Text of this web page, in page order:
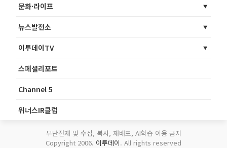
문화·라이프
뉴스발전소
이투데이TV
스페셜리포트
Channel 5
위너스IR클럽
무단전재 및 수집, 복사, 재배포, AI학습 이용 금지
Copyright 2006. 이투데이. All rights reserved